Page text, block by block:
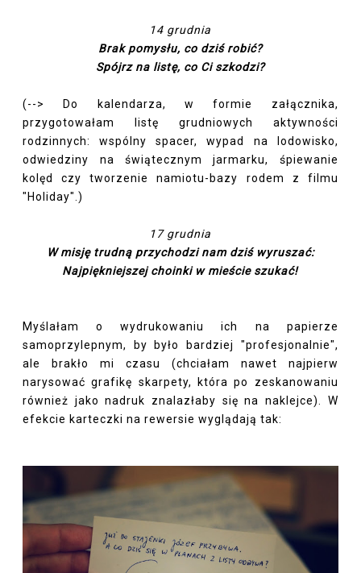
14 grudnia
Brak pomysłu, co dziś robić?
Spójrz na listę, co Ci szkodzi?
(--> Do kalendarza, w formie załącznika,
przygotowałam listę grudniowych aktywności
rodzinnych: wspólny spacer, wypad na lodowisko,
odwiedziny na świątecznym jarmarku, śpiewanie
kolęd czy tworzenie namiotu-bazy rodem z filmu
"Holiday".)
17 grudnia
W misję trudną przychodzi nam dziś wyruszać:
Najpiękniejszej choinki w mieście szukać!
Myślałam o wydrukowaniu ich na papierze
samoprzylepnym, by było bardziej "profesjonalnie",
ale brakło mi czasu (chciałam nawet najpierw
narysować grafikę skarpety, która po zeskanowaniu
również jako nadruk znalazłaby się na naklejce). W
efekcie karteczki na rewersie wyglądają tak: